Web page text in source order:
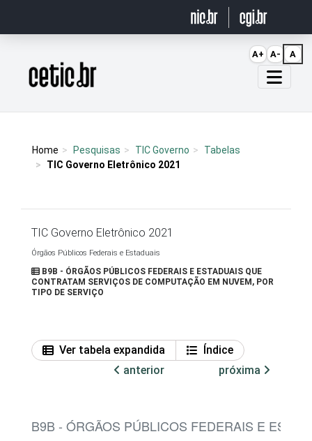
Página inicial
Home Pesquisas TIC Governo
Tabelas
TIC Governo Eletrônico 2021
TIC Governo Eletrônico 2021
Órgãos Públicos Federais e Estaduais
B9B - ÓRGÃOS PÚBLICOS FEDERAIS E ESTADUAIS QUE
CONTRATAM SERVIÇOS DE COMPUTAÇÃO EM NUVEM, POR
TIPO DE SERVIÇO
Ver tabela expandida
Índice
anterior
próxima
B9B - ÓRGÃOS PÚBLICOS FEDERAIS E
A+ A- A